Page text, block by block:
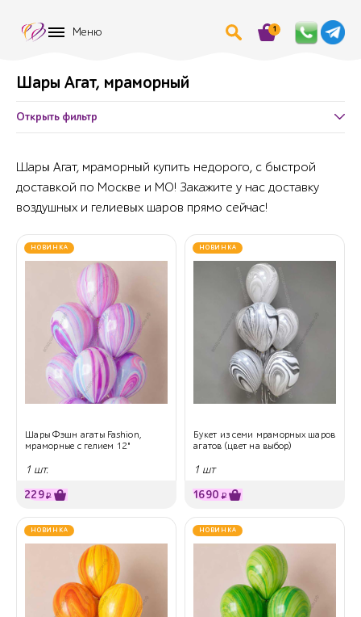
Меню 1
Шары Агат, мраморный
Открыть фильтр
Шары Агат, мраморный купить недорого, с быстрой
доставкой по Москве и МО! Закажите у нас доставку
воздушных и гелиевых шаров прямо сейчас!
НОВИНКА
Шары Фэшн агаты Fashion,
мраморные с гелием 12"
1 шт.
229₽
НОВИНКА
Букет из семи мраморных шаров
агатов (цвет на выбор)
1 шт
1690 ₽
НОВИНКА НОВИНКА